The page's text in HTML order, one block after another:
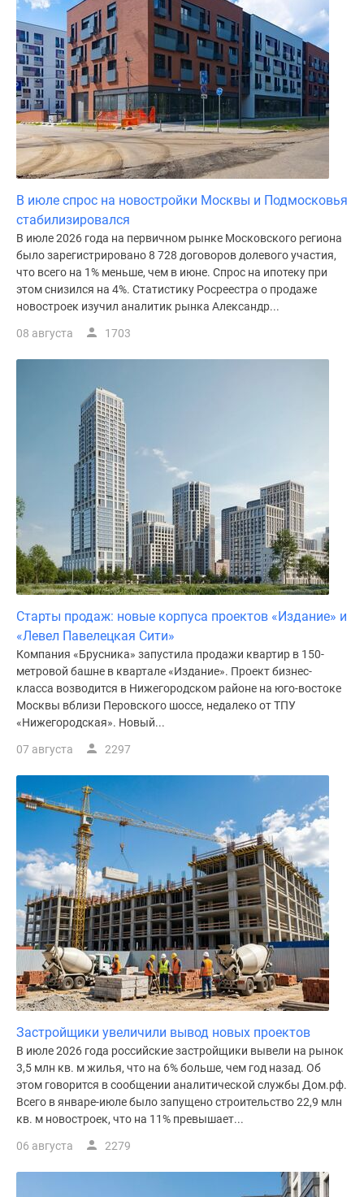
Дома
коттеджи
Коттеджные
поселки
Новой
Москве
Готовые
поселки
Строящиеся
коттеджные
Коттеджные
поселки
Коттеджные
ипотеку
Бизнес-
центры
Коттеджи
Скидки
акции
Макс
В июле спрос на новостройки Москвы и Подмосковья
стабилизировался
В июле 2026 года на первичном рынке Московского региона
было зарегистрировано 8 728 договоров долевого участия,
что всего на 1% меньше, чем в июне. Спрос на ипотеку при
этом снизился на 4%. Статистику Росреестра о продаже
новостроек изучил аналитик рынка Александр...
08 августа 1703
Старты продаж: новые корпуса проектов «Издание» и
«Левел Павелецкая Сити»
Компания «Брусника» запустила продажи квартир в 150-
метровой башне в квартале «Издание». Проект бизнес-
класса возводится в Нижегородском районе на юго-востоке
Москвы вблизи Перовского шоссе, недалеко от ТПУ
«Нижегородская». Новый...
07 августа 2297
Застройщики увеличили вывод новых проектов
В июле 2026 года российские застройщики вывели на рынок
3,5 млн кв. м жилья, что на 6% больше, чем год назад. Об
этом говорится в сообщении аналитической службы Дом.рф.
Всего в январе-июле было запущено строительство 22,9 млн
кв. м новостроек, что на 11% превышает...
06 августа 2279